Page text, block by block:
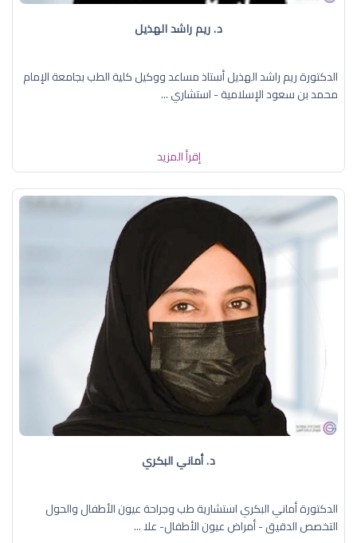
د. ريم راشد الهذيل
الدكتورة ريم راشد الهذيل أستاذ مساعد ووكيل كلية الطب بجامعة الإمام
محمد بن سعود الإسلامية - استشاري ...
إقرأ المزيد
د. أماني البكري
الدكتورة أماني البكري استشارية طب وجراحة عيون الأطفال والحول
التخصص الدقيق - أمراض عيون الأطفال- علا ...